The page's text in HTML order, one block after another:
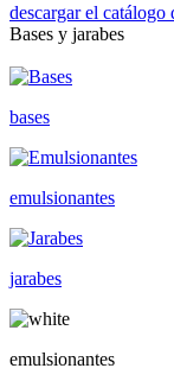
descargar el catálogo
Bases y jarabes
bases
emulsionantes
jarabes
emulsionantes